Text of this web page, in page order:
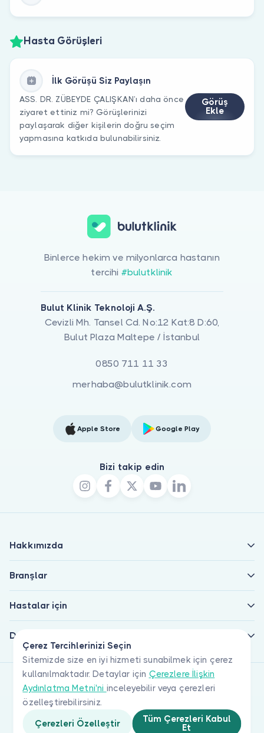
Hasta Görüşleri
İlk Görüşü Siz Paylaşın
ASS. DR. ZÜBEYDE ÇALIŞKAN’ı daha önce
ziyaret ettiniz mi? Görüşlerinizi
paylaşarak diğer kişilerin doğru seçim
yapmasına katkıda bulunabilirsiniz.
Görüş
Ekle
Çerez Tercihlerinizi Seçin
Sitemizde size en iyi hizmeti sunabilmek için çerez
kullanılmaktadır. Detaylar için Çerezlere İlişkin
Aydınlatma Metni'ni inceleyebilir veya çerezleri
özelleştirebilirsiniz.
Çerezleri Özelleştir
Tüm Çerezleri Kabul
Et
Binlerce hekim ve milyonlarca hastanın
tercihi #bulutklinik
Bulut Klinik Teknoloji A.Ş.
Cevizli Mh. Tansel Cd. No:12 Kat:8 D:60,
Bulut Plaza Maltepe / İstanbul
0850 711 11 33
merhaba@bulutklinik.com
Apple Store Google Play
Bizi takip edin
Hakkımızda
Branşlar
Hastalar için
Doktorlar için